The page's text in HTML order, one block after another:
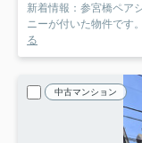
新着情報：参宮橋ペア
ニーが付いた物件です
る
中古マンション